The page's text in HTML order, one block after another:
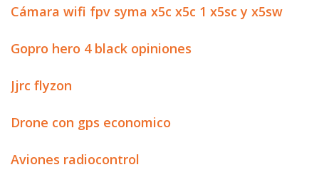
Cámara wifi fpv syma x5c x5c 1 x5sc y x5sw
Gopro hero 4 black opiniones
Jjrc flyzon
Drone con gps economico
Aviones radiocontrol